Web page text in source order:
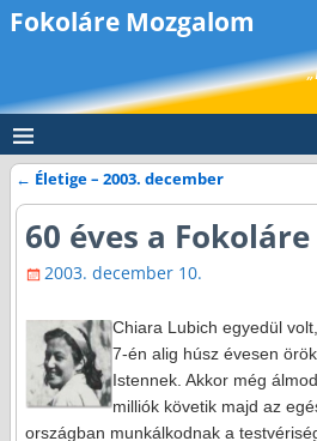
Fokoláre Mozgalom
Bejegyzés navigáció
← Életige – 2003. december
60 éves a
2003. december 10.
Chiara Lubich egyedül
7-én alig húsz évesen
Istennek. Akkor még
milliók követik majd az
országban munkálkodnak a